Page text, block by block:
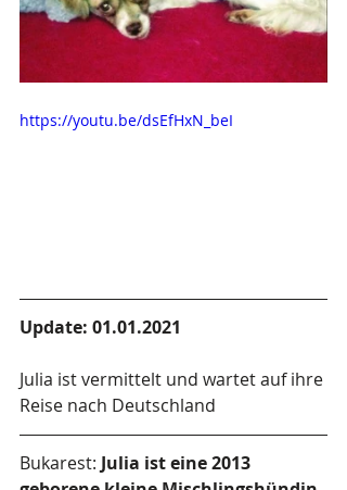
https://youtu.be/dsEfHxN_beI
Update: 01.01.2021
Julia ist vermittelt und wartet auf ihre
Reise nach Deutschland
Bukarest: Julia ist eine 2013